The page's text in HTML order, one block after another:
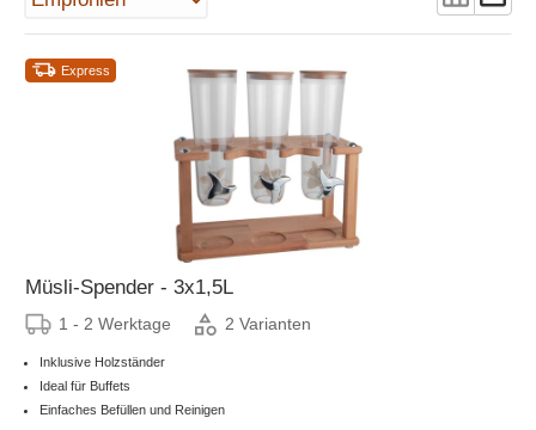
Express
Müsli-Spender - 3x1,5L
1 - 2 Werktage 2 Varianten
Inklusive Holzständer
Ideal für Buffets
Einfaches Befüllen und Reinigen